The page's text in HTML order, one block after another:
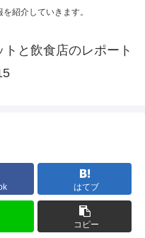
紹介していきます。
トと飲食店のレポート
はてブ
コピー